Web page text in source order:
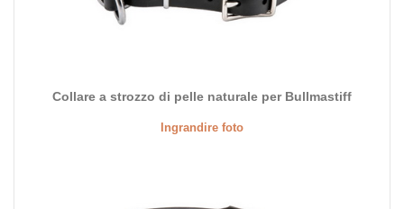
Collare a strozzo di pelle naturale per Bullmastiff
Ingrandire foto